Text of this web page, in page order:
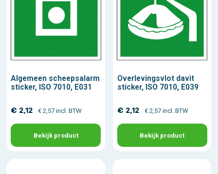
Algemeen scheepsalarm
sticker, ISO 7010, E031
€ 2,12 € 2,57 incl. BTW
Bekijk product
Overlevingsvlot davit
sticker, ISO 7010, E039
€ 2,12 € 2,57 incl. BTW
Bekijk product